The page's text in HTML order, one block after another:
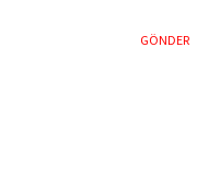
GÖNDER